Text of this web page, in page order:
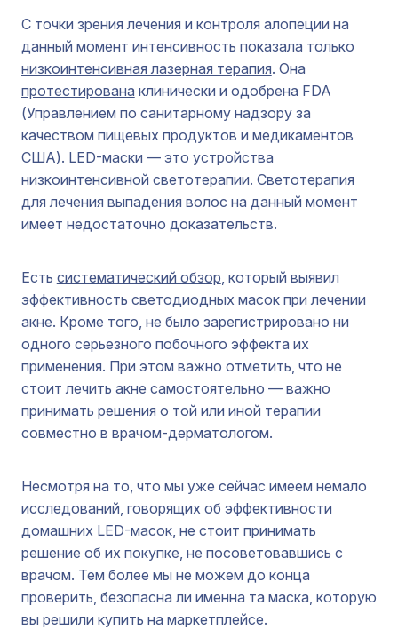
С точки зрения лечения и контроля алопеции на
данный момент интенсивность показала только
низкоинтенсивная лазерная терапия. Она
протестирована клинически и одобрена FDA
(Управлением по санитарному надзору за
качеством пищевых продуктов и медикаментов
США). LED-маски — это устройства
низкоинтенсивной светотерапии. Светотерапия
для лечения выпадения волос на данный момент
имеет недостаточно доказательств.
Есть систематический обзор, который выявил
эффективность светодиодных масок при лечении
акне. Кроме того, не было зарегистрировано ни
одного серьезного побочного эффекта их
применения. При этом важно отметить, что не
стоит лечить акне самостоятельно — важно
принимать решения о той или иной терапии
совместно в врачом-дерматологом.
Несмотря на то, что мы уже сейчас имеем немало
исследований, говорящих об эффективности
домашних LED-масок, не стоит принимать
решение об их покупке, не посоветовавшись с
врачом. Тем более мы не можем до конца
проверить, безопасна ли именна та маска, которую
вы решили купить на маркетплейсе.